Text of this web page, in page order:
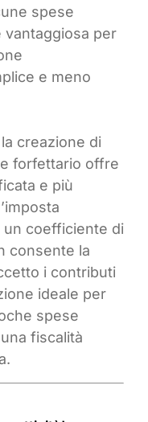
spese
vantaggiosa per
e meno
creazione di
forfettario offre
e più
un coefficiente di
consente la
i contributi
ideale per
spese
fiscalità